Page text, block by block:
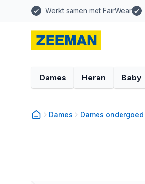
Werkt samen met FairWear
Dames Heren Baby
Dames Dames ondergoed